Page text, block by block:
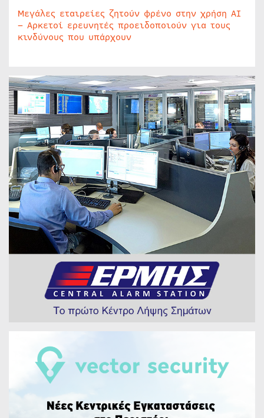
Μεγάλες εταιρείες ζητούν φρένο στην χρήση AI
– Αρκετοί ερευνητές προειδοποιούν για τους
κινδύνους που υπάρχουν